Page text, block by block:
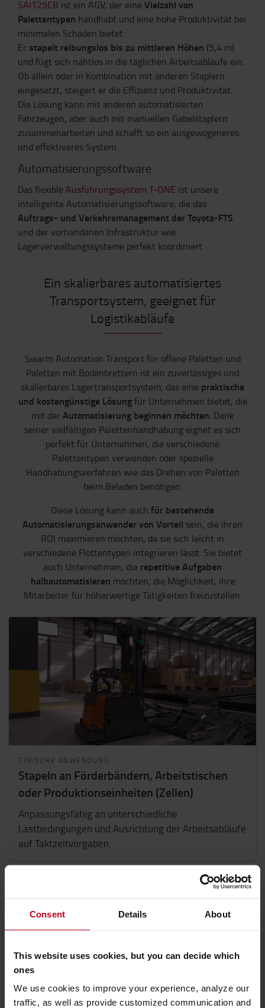
Consent Details About
This website uses cookies, but you can decide which
ones
We use cookies to improve your experience, analyze our
traffic, as well as provide customized communication and
SAI125CB ist ein AGV, der eine Vielzahl von
Palettentypen handhabt und eine hohe Produktivität bei
minimalen Schäden bietet.
Er stapelt reibungslos bis zu mittleren Höhen (5,4 m)
und fügt sich nahtlos in die täglichen Arbeitsabläufe ein.
Ob allein oder in Kombination mit anderen Staplern
eingesetzt, steigert er die Effizienz und Produktivität.
Die Lösung kann mit anderen automatisierten
Fahrzeugen, aber auch mit manuellen Gabelstaplern
zusammenarbeiten und schafft so ein ausgewogeneres
und effektiveres System.
Automatisierungssoftware
Das flexible Ausführungssystem T-ONE ist unsere
intelligente Automatisierungssoftware, die das
Auftrags- und Verkehrsmanagement der Toyota-FTS
und der vorhandenen Infrastruktur wie
Lagerverwaltungssysteme perfekt koordiniert.
Ein skalierbares automatisiertes
Transportsystem, geeignet für
Logistikabläufe
Swarm Automation Transport für offene Paletten und
Paletten mit Bodenbrettern ist ein zuverlässiges und
skalierbares Lagertransportsystem, das eine praktische
und kostengünstige Lösungfür Unternehmen bietet, die
mit der Automatisierung beginnen möchten. Dank
seiner vielfältigen Palettenhandhabung eignet es sich
perfekt für Unternehmen, die verschiedene
Palettentypen verwenden oder spezielle
Handhabungsverfahren wie das Drehen von Paletten
beim Beladen benötigen.
Diese Lösung kann auch für bestehende
Automatisierungsanwender von Vorteil sein, die ihren
ROI maximieren möchten, da sie sich leicht in
verschiedene Flottentypen integrieren lässt. Sie bietet
auch Unternehmen, die repetitive Aufgaben
halbautomatisieren möchten, die Möglichkeit, ihre
Mitarbeiter für höherwertige Tätigkeiten freizustellen.
TYPISCHE ANWENDUNG
Stapeln an Förderbändern, Arbeitstischen
oder Produktionseinheiten (Zellen)
Anpassungsfähig an unterschiedliche
Lastbedingungen und Ausrichtung der Arbeitsabläufe
auf Taktzeitvorgaben.
Handhabung kompakter Bodenstapel
und die Handhabung aller Palettentypen